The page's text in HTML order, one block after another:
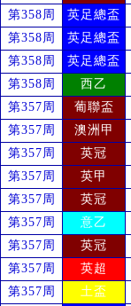
第358周
英足總盃
第358周
英足總盃
第358周
英足總盃
第358周
西乙
第357周
葡聯盃
第357周
澳洲甲
第357周
英冠
第357周
英甲
第357周
英冠
第357周
意乙
第357周
英冠
第357周
英超
第357周
土盃